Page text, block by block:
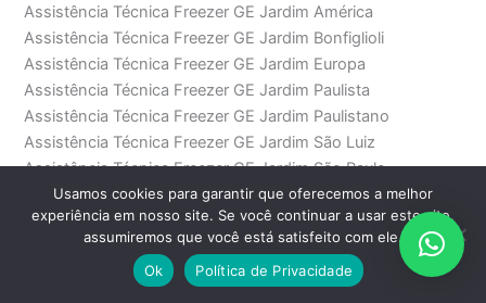
Assistência Técnica Freezer GE Jardim América
Assistência Técnica Freezer GE Jardim Bonfiglioli
Assistência Técnica Freezer GE Jardim Europa
Assistência Técnica Freezer GE Jardim Paulista
Assistência Técnica Freezer GE Jardim Paulistano
Assistência Técnica Freezer GE Jardim São Luiz
Assistência Técnica Freezer GE Jardim São Paulo
Assistência Técnica Freezer GE Jardins
Assistência Técnica Freezer GE Lapa
Assistência Técnica Freezer GE Lapa de Baixo
Assistência Técnica Freezer GE Largo Treze
Usamos cookies para garantir que oferecemos a melhor
experiência em nosso site. Se você continuar a usar este site,
assumiremos que você está satisfeito com ele.
Ok
Política de Privacidade